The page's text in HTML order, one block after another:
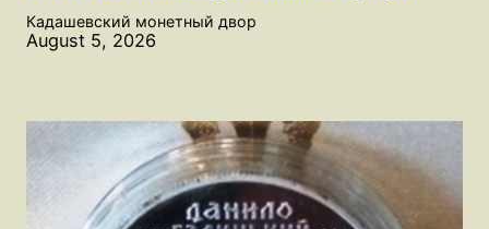
Кадашевский монетный двор
August 5, 2026